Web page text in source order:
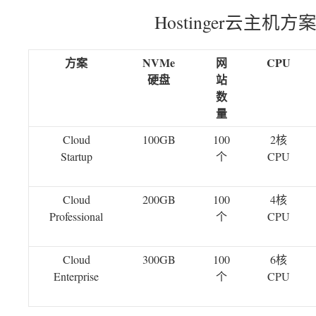
Hostinger云主机方
方案
NVMe
硬盘
网
站
数
量
CPU
Cloud
Startup
100GB
100
个
2核
CPU
Cloud
Professional
200GB
100
个
4核
CPU
Cloud
Enterprise
300GB
100
个
6核
CPU